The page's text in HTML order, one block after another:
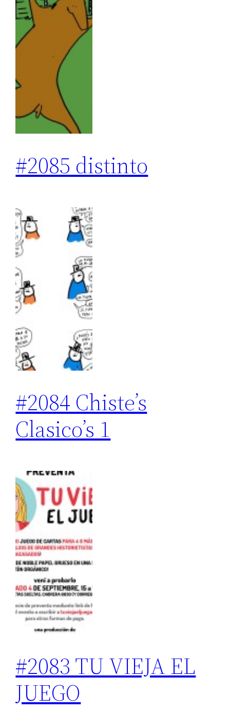
#2085 distinto
#2084 Chiste’s
Clasico’s 1
#2083 TU VIEJA EL
JUEGO